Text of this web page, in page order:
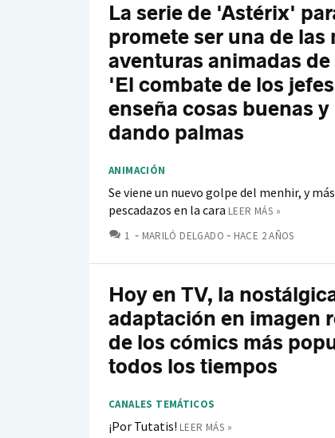
La serie de 'Astérix'
promete ser una de las
aventuras animadas
'El combate de los
enseña cosas buenas
dando palmas
ANIMACIÓN
Se viene un nuevo golpe del menhir, y
pescadazos en la cara LEER MÁS »
1 COMENTARIOS
MARILÓ DELGADO HACE 2 AÑOS
Hoy en TV, la
adaptación en imagen
de los cómics más
todos los tiempos
CANALES TEMÁTICOS
¡Por Tutatis! LEER MÁS »